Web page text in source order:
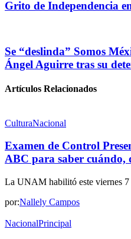
Grito de Independencia
Se “deslinda” Somos
Ángel Aguirre tras su
Artículos Relacionados
CulturaNacional
Examen de Control
ABC para saber cuándo,
La UNAM habilitó este viernes 7
por:Nallely Campos
NacionalPrincipal